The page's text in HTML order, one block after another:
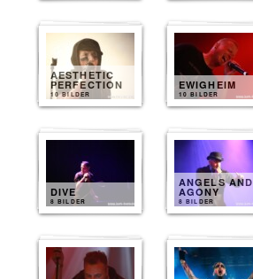
AESTHETIC
PERFECTION
10 BILDER
EWIGHEIM
10 BILDER
DIVE
8 BILDER
ANGELS AND
AGONY
8 BILDER